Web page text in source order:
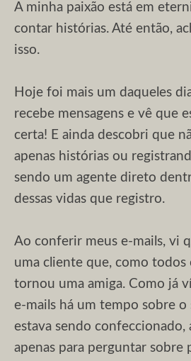
A minha paixão está em
contar histórias. Até então,
isso.
Hoje foi mais um daqueles
recebe mensagens e vê que
certa! E ainda descobri que
apenas histórias ou
sendo um agente direto
dessas vidas que registro.
Ao conferir meus e-mails, vi
uma cliente que, como todos
tornou uma amiga. Como já
e-mails há um tempo sobre o
estava sendo confeccionado,
apenas para perguntar sobre